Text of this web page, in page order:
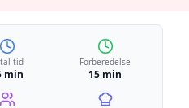
tid
min
Forberedelse
15 min